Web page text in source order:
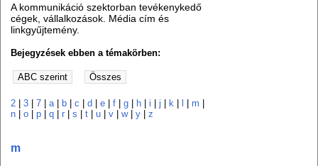
A kommunikáció szektorban tevékenykedő
cégek, vállalkozások. Média cím és
linkgyűjtemény.
Bejegyzések ebben a témakörben:
2 |3 |7 |a| b |c |d |e |f |g h |i |j k |m
n |o |p |q |r |s |t |u |v |w|y |z
m